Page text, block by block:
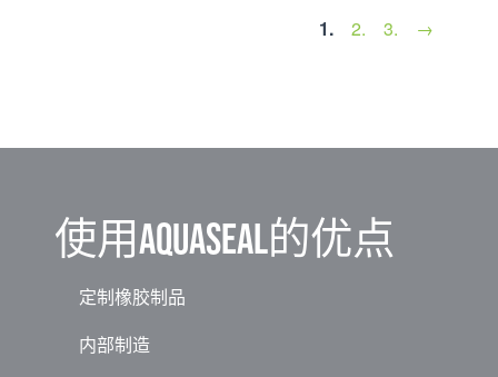
1. 2. 3. →
使用Aquaseal的优点
定制橡胶制品
内部制造